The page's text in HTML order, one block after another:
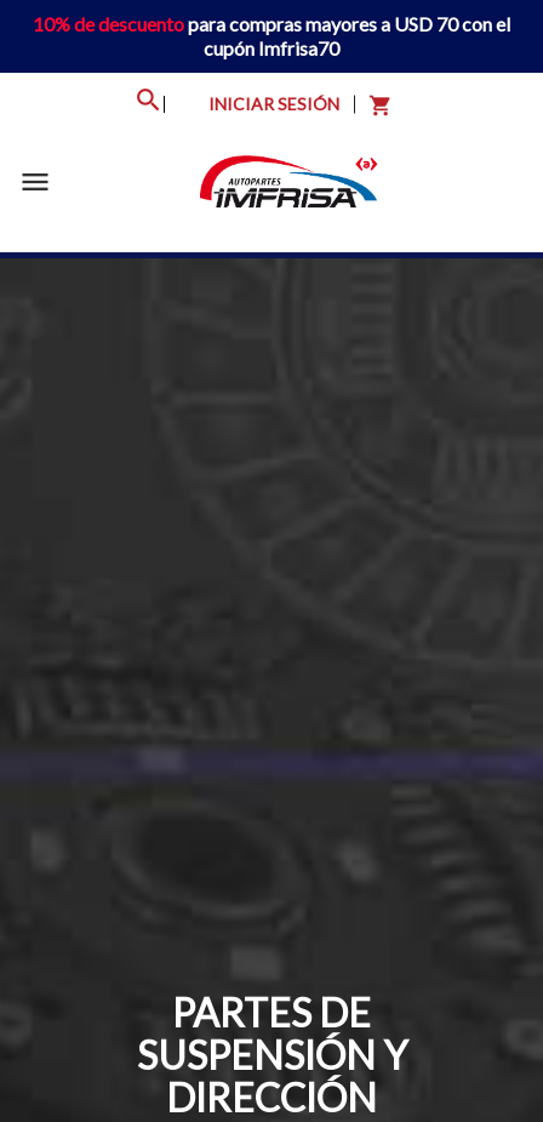
10% de descuentopara compras mayores a USD 70 con el
cupón Imfrisa70
INICIAR SESIÓN shopping_cart
menu
PARTES DE
SUSPENSIÓN Y
DIRECCIÓN